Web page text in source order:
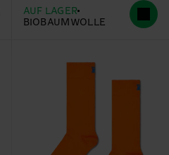
AUF LAGER
BIOBAUMWOLLE